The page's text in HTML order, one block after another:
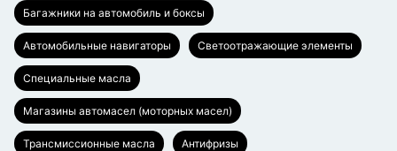
Багажники на автомобиль и боксы
Автомобильные навигаторы Светоотражающие элементы
Специальные масла
Магазины автомасел (моторных масел)
Трансмиссионные масла Антифризы